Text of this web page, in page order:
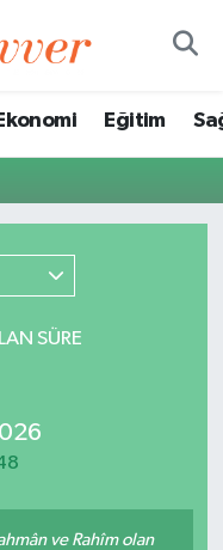
Ekonomi Eğitim
SÜRE
ve Rahîm olan
Fikstür